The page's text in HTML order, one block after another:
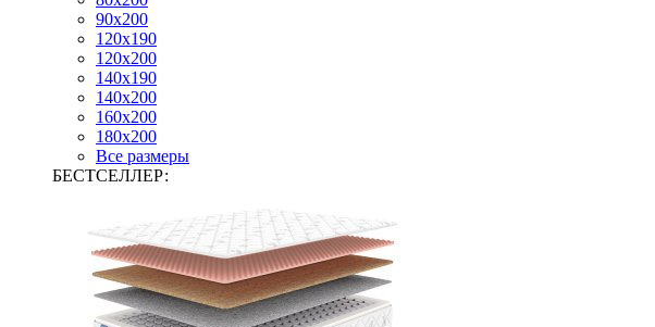
90х200
120х190
120х200
140х190
140х200
160х200
180х200
Все размеры
БЕСТСЕЛЛЕР: